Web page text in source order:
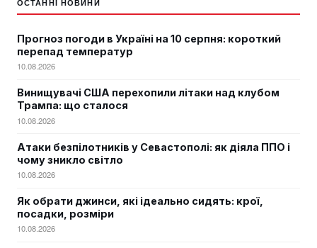
Прогноз погоди в Україні на 10 серпня: короткий
перепад температур
10.08.2026
Винищувачі США перехопили літаки над клубом
Трампа: що сталося
10.08.2026
Атаки безпілотників у Севастополі: як діяла ППО і
чому зникло світло
10.08.2026
Як обрати джинси, які ідеально сидять: крої,
посадки, розміри
10.08.2026